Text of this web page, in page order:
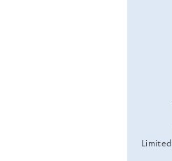
Limited